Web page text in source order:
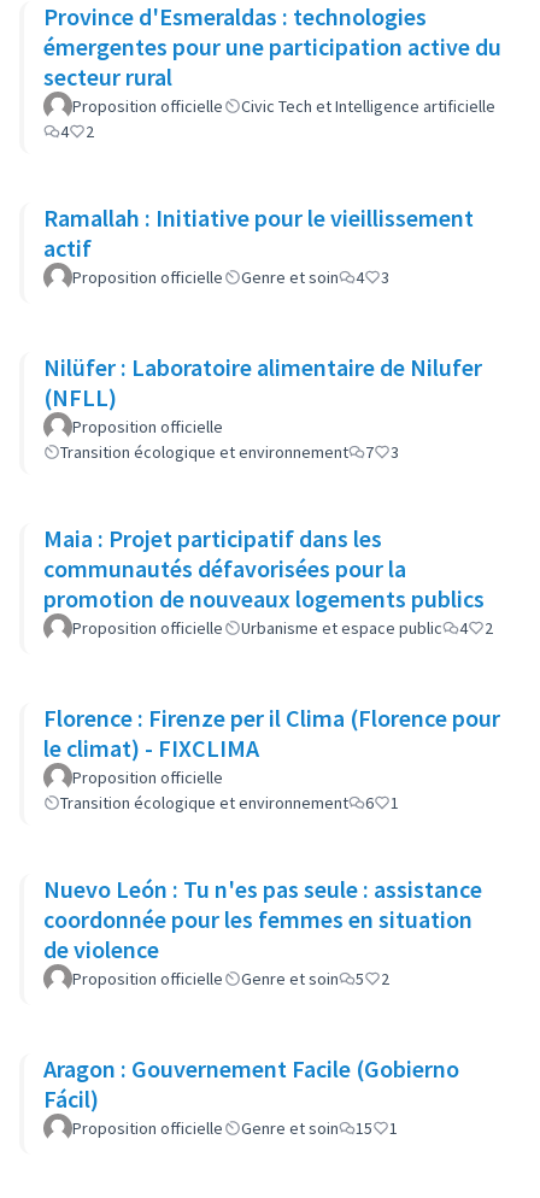
Province d'Esmeraldas : technologies
émergentes pour une participation active du
secteur rural
Proposition officielle
Civic Tech et Intelligence artificielle
4
2
Ramallah : Initiative pour le vieillissement
actif
Proposition officielle Genre et soin 4 3
Nilüfer : Laboratoire alimentaire de Nilufer
(NFLL)
Proposition officielle
Transition écologique et environnement
7 3
Maia : Projet participatif dans les
communautés défavorisées pour la
promotion de nouveaux logements publics
Proposition officielle Urbanisme et espace public 4 2
Florence : Firenze per il Clima (Florence pour
le climat) - FIXCLIMA
Proposition officielle
Transition écologique et environnement
6 1
Nuevo León : Tu n'es pas seule : assistance
coordonnée pour les femmes en situation
de violence
Proposition officielle Genre et soin 5 2
Aragon : Gouvernement Facile (Gobierno
Fácil)
Proposition officielle Genre et soin 15 1